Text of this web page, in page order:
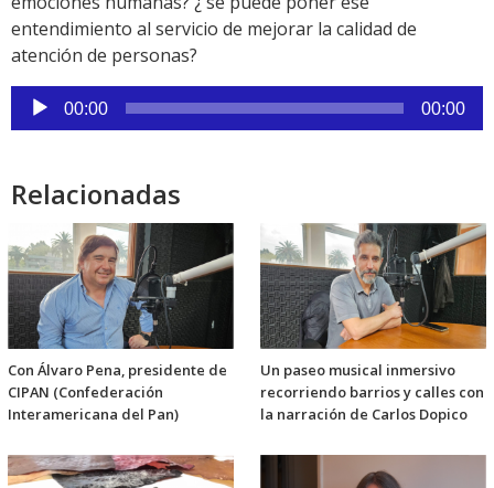
entendimiento al servicio de mejorar la calidad de
atención de personas?
Reproductor
de
00:00 00:00
Relacionadas
Con Álvaro Pena, presidente de
CIPAN (Confederación
Interamericana del Pan)
Un paseo musical inmersivo
recorriendo barrios y calles con
la narración de Carlos Dopico